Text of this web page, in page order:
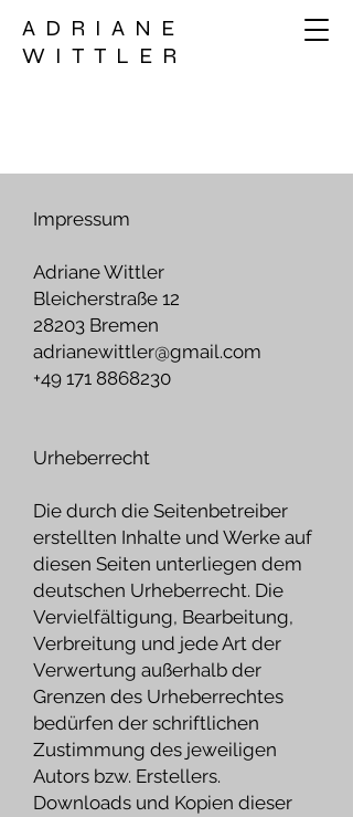
ADRIANE
WITTLER
Impressum
Adriane Wittler
Bleicherstraße 12
28203 Bremen
adrianewittler@gmail.com
+49 171 8868230
Urheberrecht
Die durch die Seitenbetreiber
erstellten Inhalte und Werke auf
diesen Seiten unterliegen dem
deutschen Urheberrecht. Die
Vervielfältigung, Bearbeitung,
Verbreitung und jede Art der
Verwertung außerhalb der
Grenzen des Urheberrechtes
bedürfen der schriftlichen
Zustimmung des jeweiligen
Autors bzw. Erstellers.
Downloads und Kopien dieser